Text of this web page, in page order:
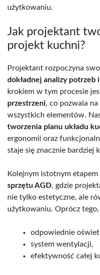
użytkowaniu.
Jak projektant
projekt kuchni?
Projektant rozpoczyna
dokładnej analizy potrzeb
krokiem w tym procesie
przestrzeni, co pozwala
wszystkich elementów.
tworzenia planu układu
ergonomii oraz
staje się znacznie bardziej
Kolejnym istotnym etapem
sprzętu AGD, gdzie
nie tylko estetyczne, ale
użytkowaniu. Oprócz
odpowiednie
system wentylacji,
efektywność całej